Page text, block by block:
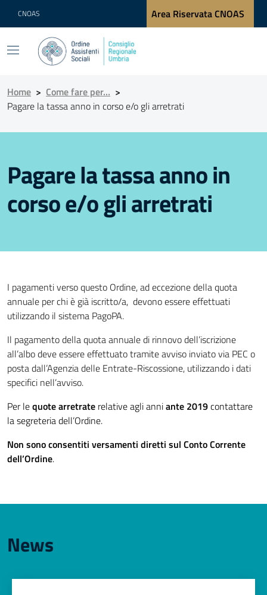
CNOAS Area Riservata CNOAS
Home > Come fare per… >
Pagare la tassa anno in corso e/o gli arretrati
Pagare la tassa anno in
corso e/o gli arretrati
I pagamenti verso questo Ordine, ad eccezione della quota
annuale per chi è già iscritto/a, devono essere effettuati
utilizzando il sistema PagoPA.
Il pagamento della quota annuale di rinnovo dell’iscrizione
all’albo deve essere effettuato tramite avviso inviato via PEC o
posta dall’Agenzia delle Entrate-Riscossione, utilizzando i dati
specifici nell’avviso.
Per lequote arretrate relative agli anniante 2019contattare
la segreteria dell’Ordine.
Non sono consentiti versamenti diretti sul Conto Corrente
dell’Ordine.
News